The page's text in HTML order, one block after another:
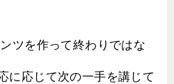
ツを作って終わりではな
に応じて次の一手を講じて